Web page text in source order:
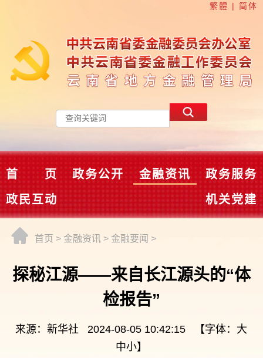
繁體 | 简体
首 页 政务公开 金融资讯
政务服务
政民互动
机关党建
首页 > 金融资讯 > 金融要闻 >
探秘江源——来自长江源头的“体
检报告”
来源：新华社 2024-08-05 10:42:15 【字体： 大
中小】